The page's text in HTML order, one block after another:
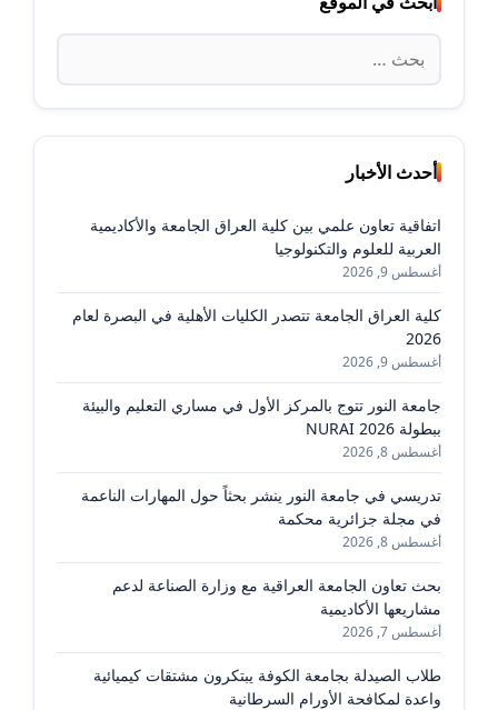
البحث
عن:
أحدث الأخبار
اتفاقية تعاون علمي بين كلية العراق الجامعة والأكاديمية
العربية للعلوم والتكنولوجيا
أغسطس 9, 2026
كلية العراق الجامعة تتصدر الكليات الأهلية في البصرة لعام
2026
أغسطس 9, 2026
جامعة النور تتوج بالمركز الأول في مساري التعليم والبيئة
ببطولة NURAI 2026
أغسطس 8, 2026
تدريسي في جامعة النور ينشر بحثاً حول المهارات الناعمة
في مجلة جزائرية محكمة
أغسطس 8, 2026
بحث تعاون الجامعة العراقية مع وزارة الصناعة لدعم
مشاريعها الأكاديمية
أغسطس 7, 2026
طلاب الصيدلة بجامعة الكوفة يبتكرون مشتقات كيميائية
واعدة لمكافحة الأورام السرطانية